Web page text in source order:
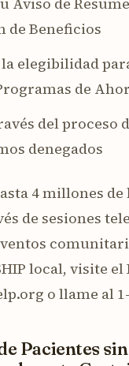
de Beneficios
elegibilidad
de
del proceso
denegados
4 millones
de sesiones
local, visite el
o llame al
Pacientes